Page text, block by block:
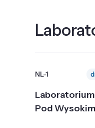
NL-1
Pod